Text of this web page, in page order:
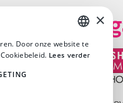
DUTCH
×
Door onze website te
Lees verder